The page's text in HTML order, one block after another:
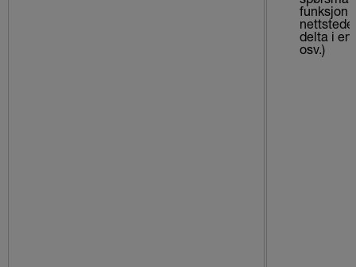
funksjon
delta i en
osv.)